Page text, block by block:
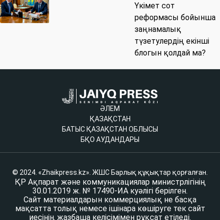
Үкімет сот
реформасы бойынша
заңнамалық
түзетулердің екінші
блогын қолдай ма?
ӘЛЕМ
ҚАЗАҚСТАН
БАТЫС ҚАЗАҚСТАН ОБЛЫСЫ
БҚО АУДАНДАРЫ
© 2024. «Zhaikpress.kz». ЖШС Барлық құқықтар қорғалған.
ҚР Ақпарат және коммуникациялар министрлігінің
30.01.2019 ж. № 17490-ИА куәлігі берілген.
Сайт материалдарын коммерциялық не басқа
мақсатта толық немесе ішінара көшіруге тек сайт
иесінің жазбаша келісімімен рұқсат етіледі.